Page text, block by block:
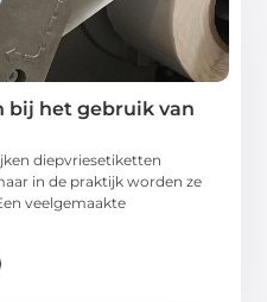
bij het gebruik van
diepvriesetiketten
in de praktijk worden ze
veelgemaakte